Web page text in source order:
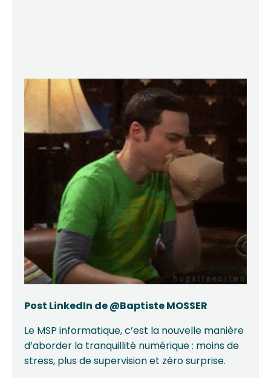
Post LinkedIn de @Baptiste MOSSER
Le MSP informatique, c’est la nouvelle manière
d’aborder la tranquillité numérique : moins de
stress, plus de supervision et zéro surprise.